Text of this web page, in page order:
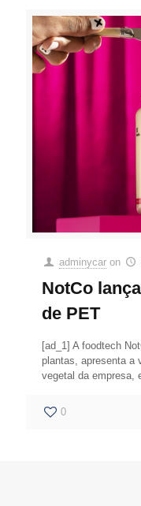
adminycar on
NotCo
de PET
[ad_1] A foodtech
plantas, apresenta a
vegetal da empresa,
0